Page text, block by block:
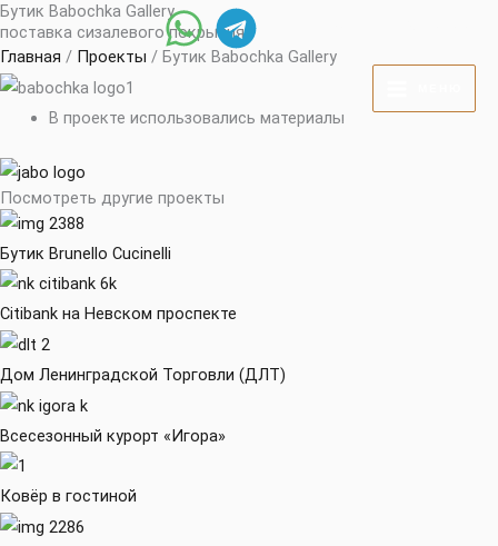
Перейти
к
содержимому
Бутик Babochka Gallery
поставка сизалевого покрытия
Главная / Проекты / Бутик Babochka Gallery
В проекте использовались материалы
Посмотреть другие проекты
Бутик Brunello Cucinelli
Citibank на Невском проспекте
Дом Ленинградской Торговли (ДЛТ)
Всесезонный курорт «Игора»
Ковёр в гостиной